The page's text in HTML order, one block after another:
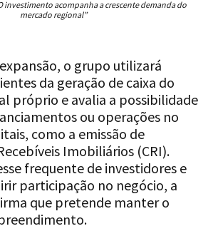
investimento acompanha a crescente demanda do
mercado regional”
o grupo utilizará
da geração de caixa do
próprio e avalia a possibilidade
ou operações no
como a emissão de
Imobiliários (CRI).
frequente de investidores e
participação no negócio, a
que pretende manter o